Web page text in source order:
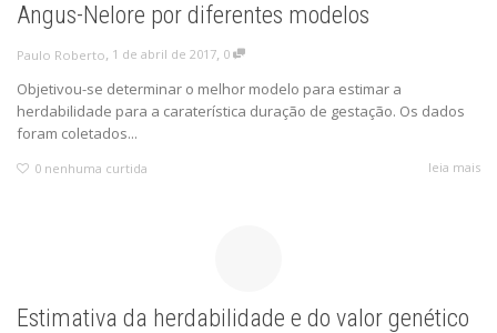
Angus-Nelore por diferentes modelos
Paulo Roberto, 1 de abril de 2017, 0
Objetivou-se determinar o melhor modelo para estimar a
herdabilidade para a caraterística duração de gestação. Os dados
foram coletados...
0 nenhuma curtida leia mais
Estimativa da herdabilidade e do valor genético